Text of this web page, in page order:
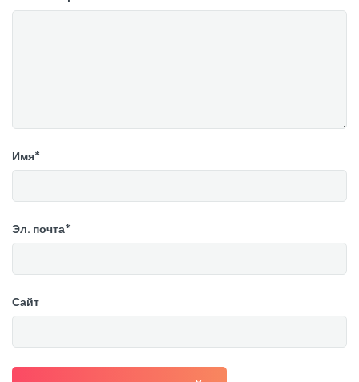
Имя*
Эл. почта*
Сайт